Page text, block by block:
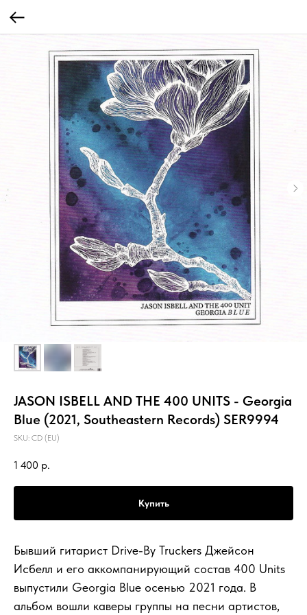
JASON ISBELL AND THE 400 UNITS - Georgia
Blue (2021, Southeastern Records) SER9994
SKU: CD (EU)
1 400 р.
Купить
Бывший гитарист Drive-By Truckers Джейсон
Исбелл и его аккомпанирующий состав 400 Units
выпустили Georgia Blue осенью 2021 года. В
альбом вошли каверы группы на песни артистов,